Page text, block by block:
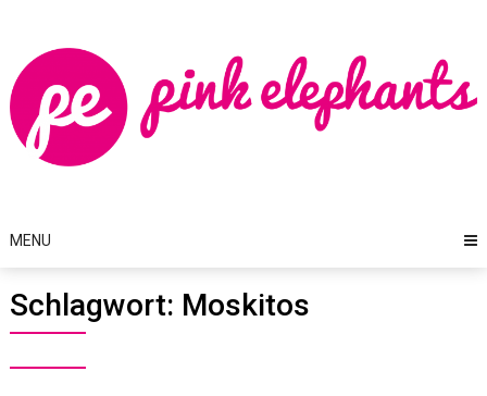
content
MENU
Schlagwort: Moskitos